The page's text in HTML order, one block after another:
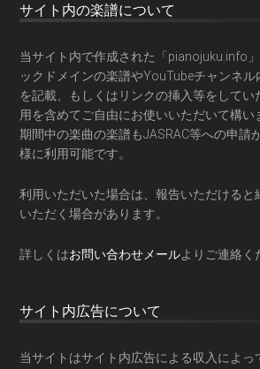
サイト内の楽譜について
当サイト内で作成された「pianojuku.info
ックドメインの楽譜やYouTubeチャンネ
を記載、もしくはリンクの挿入等をしてい
用を含めてご自由にお使いいただいて構い
期間中の楽曲の楽譜もJASRAC等への申請
様に利用可能です。
利用いただいた場合は、報告いただけると
いただく場合があります。
詳しくはお問い合わせメールよりご連絡く
サイト内広告について
当サイトはサイト内広告による収入によっ